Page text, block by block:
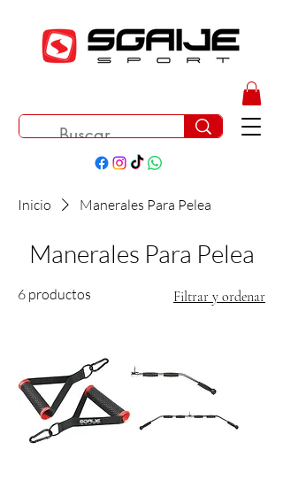
Inicio Manerales Para Pelea
Manerales Para Pelea
6 productos Filtrar y ordenar